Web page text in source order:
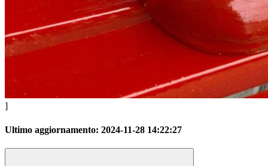
]
Ultimo aggiornamento: 2024-11-28 14:22:27